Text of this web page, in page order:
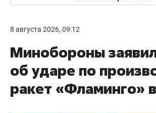
8 августа 2026, 09:12
Минобороны
об ударе по
ракет «Фламинго»